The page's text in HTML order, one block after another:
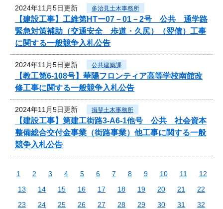
2024年11月5日更新 多治見土木事務所
【建設工事】工維第HTー07－01－2号 公共 通学路
緊急対策補助（交通安全 歩道・久尻）（翌債）工事
に関する一般競争入札公告
2024年11月5日更新 公共建築課
【教工第6-108号】華陽フロンティア高等学校南館改
修工事に関する一般競争入札公告
2024年11月5日更新 揖斐土木事務所
【建設工事】第建工街路3-A6-1他号 公共 社会資本
整備総合交付金事業（街路事業）他工事に関する一般
競争入札公告
1 2 3 4 5 6 7 8 9 10 11
12
13
14 15 16 17 18 19 20 21
22
23
24 25 26 27 28 29 30 31
32